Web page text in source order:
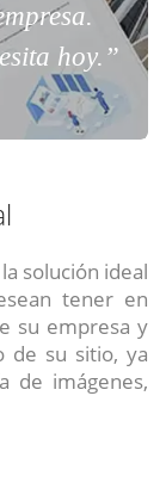
hoy.”
solución ideal
tener en
su empresa y
de su sitio, ya
de imágenes,